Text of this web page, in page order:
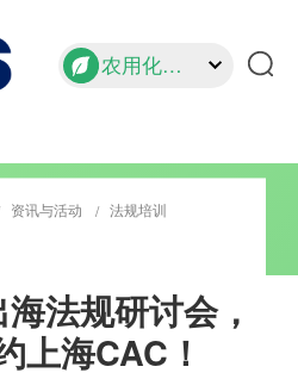
农用化学品
资讯与活动 法规培训
法规研讨会，
上海CAC！